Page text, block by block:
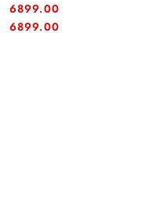
Cena:
6899.00
Cena:
6899.00